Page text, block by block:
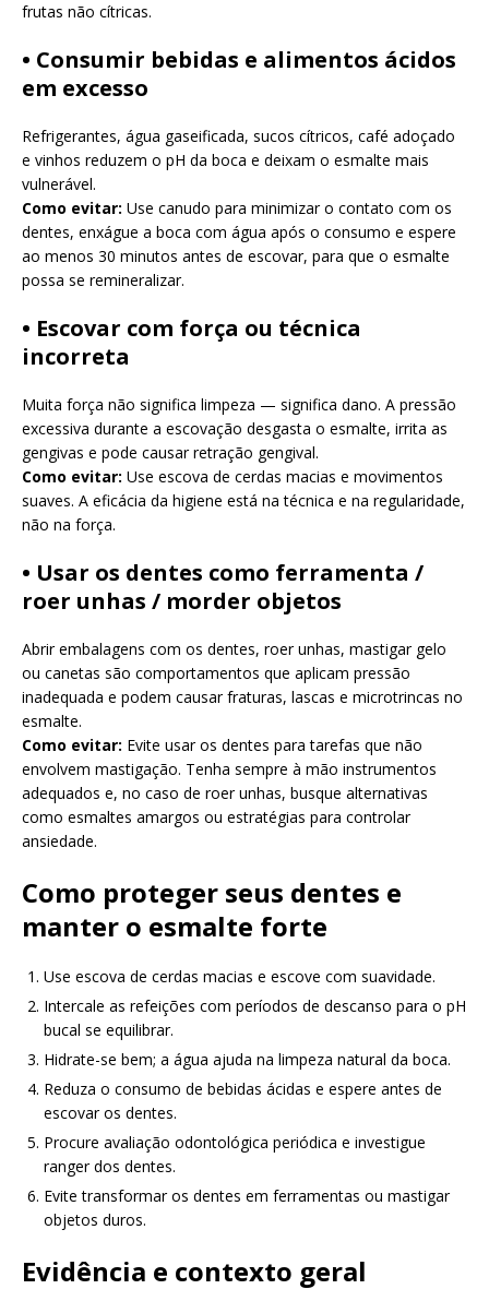
frutas não cítricas.
• Consumir bebidas e alimentos ácidos
em excesso
Refrigerantes, água gaseificada, sucos cítricos, café adoçado
e vinhos reduzem o pH da boca e deixam o esmalte mais
vulnerável.
Como evitar: Use canudo para minimizar o contato com os
dentes, enxágue a boca com água após o consumo e espere
ao menos 30 minutos antes de escovar, para que o esmalte
possa se remineralizar.
• Escovar com força ou técnica
incorreta
Muita força não significa limpeza — significa dano. A pressão
excessiva durante a escovação desgasta o esmalte, irrita as
gengivas e pode causar retração gengival.
Como evitar: Use escova de cerdas macias e movimentos
suaves. A eficácia da higiene está na técnica e na regularidade,
não na força.
• Usar os dentes como ferramenta /
roer unhas / morder objetos
Abrir embalagens com os dentes, roer unhas, mastigar gelo
ou canetas são comportamentos que aplicam pressão
inadequada e podem causar fraturas, lascas e microtrincas no
esmalte.
Como evitar: Evite usar os dentes para tarefas que não
envolvem mastigação. Tenha sempre à mão instrumentos
adequados e, no caso de roer unhas, busque alternativas
como esmaltes amargos ou estratégias para controlar
ansiedade.
Como proteger seus dentes e
manter o esmalte forte
Use escova de cerdas macias e escove com suavidade.
Intercale as refeições com períodos de descanso para o pH
bucal se equilibrar.
Hidrate-se bem; a água ajuda na limpeza natural da boca.
Reduza o consumo de bebidas ácidas e espere antes de
escovar os dentes.
Procure avaliação odontológica periódica e investigue
ranger dos dentes.
Evite transformar os dentes em ferramentas ou mastigar
objetos duros.
Evidência e contexto geral